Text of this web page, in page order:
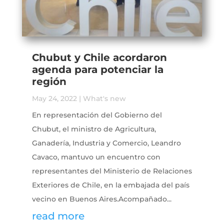
Chubut y Chile acordaron
agenda para potenciar la
región
May 24, 2022| What's new
En representación del Gobierno del
Chubut, el ministro de Agricultura,
Ganadería, Industria y Comercio, Leandro
Cavaco, mantuvo un encuentro con
representantes del Ministerio de Relaciones
Exteriores de Chile, en la embajada del país
vecino en Buenos Aires.Acompañado...
read more